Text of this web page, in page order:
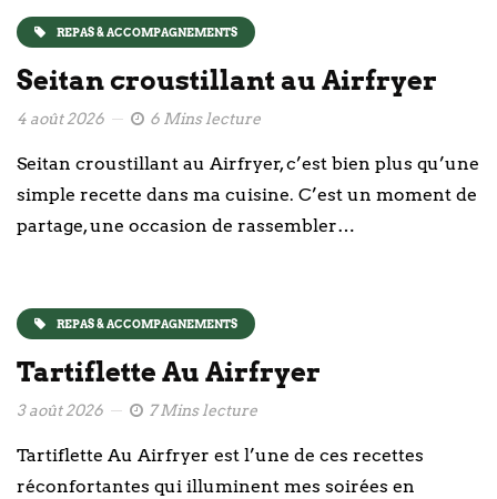
REPAS & ACCOMPAGNEMENTS
Seitan croustillant au Airfryer
4 août 2026 6 Mins lecture
Seitan croustillant au Airfryer, c’est bien plus qu’une
simple recette dans ma cuisine. C’est un moment de
partage, une occasion de rassembler…
REPAS & ACCOMPAGNEMENTS
Tartiflette Au Airfryer
3 août 2026 7 Mins lecture
Tartiflette Au Airfryer est l’une de ces recettes
réconfortantes qui illuminent mes soirées en